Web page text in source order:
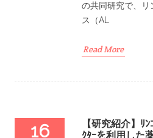
の共同研究で、リ
ス（AL
Read More
16
【研究紹介】ﾘ
ｸﾀｰを利用した